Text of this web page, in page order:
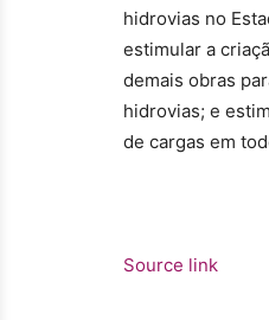
hidrovias no
estimular a
demais obras
hidrovias; e
de cargas em
Source link